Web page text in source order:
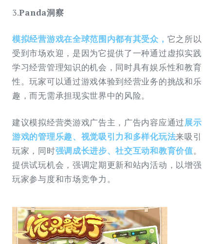
3.Panda洞察
模拟经营游戏在全球范围内都有其受众， 它之所以
受到市场欢迎，是因为它提供了一种通过虚拟实践
学习经营管理知识的机会，同时具有娱乐性和教育
性。玩家可以通过游戏体验到经营业务的挑战和乐
趣，而无需承担现实世界中的风险。
建议模拟经营类游戏广告主，广告内容应通过展示
游戏的管理乐趣、视觉吸引力和多样化玩法来吸引
玩家，同时强调成长进步、社交互动和教育价值。
提供试玩机会，强调定期更新和站内活动，以增强
玩家参与度和市场竞争力。